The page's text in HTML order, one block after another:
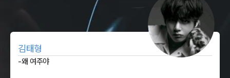
김태형
-왜 여주야